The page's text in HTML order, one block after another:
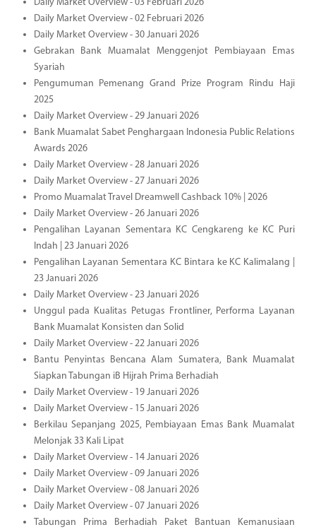
Daily Market Overview - 03 Februari 2026
Daily Market Overview - 02 Februari 2026
Daily Market Overview - 30 Januari 2026
Gebrakan Bank Muamalat Menggenjot Pembiayaan Emas
Syariah
Pengumuman Pemenang Grand Prize Program Rindu Haji
2025
Daily Market Overview - 29 Januari 2026
Bank Muamalat Sabet Penghargaan Indonesia Public Relations
Awards 2026
Daily Market Overview - 28 Januari 2026
Daily Market Overview - 27 Januari 2026
Promo Muamalat Travel Dreamwell Cashback 10% | 2026
Daily Market Overview - 26 Januari 2026
Pengalihan Layanan Sementara KC Cengkareng ke KC Puri
Indah | 23 Januari 2026
Pengalihan Layanan Sementara KC Bintara ke KC Kalimalang |
23 Januari 2026
Daily Market Overview - 23 Januari 2026
Unggul pada Kualitas Petugas Frontliner, Performa Layanan
Bank Muamalat Konsisten dan Solid
Daily Market Overview - 22 Januari 2026
Bantu Penyintas Bencana Alam Sumatera, Bank Muamalat
Siapkan Tabungan iB Hijrah Prima Berhadiah
Daily Market Overview - 19 Januari 2026
Daily Market Overview - 15 Januari 2026
Berkilau Sepanjang 2025, Pembiayaan Emas Bank Muamalat
Melonjak 33 Kali Lipat
Daily Market Overview - 14 Januari 2026
Daily Market Overview - 09 Januari 2026
Daily Market Overview - 08 Januari 2026
Daily Market Overview - 07 Januari 2026
Tabungan Prima Berhadiah Paket Bantuan Kemanusiaan